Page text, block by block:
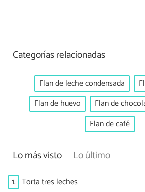
Categorías relacionadas
Flan de leche condensada
Flan de huevo
Flan de
Flan de café
Lo más visto Lo último
1. Torta tres leches